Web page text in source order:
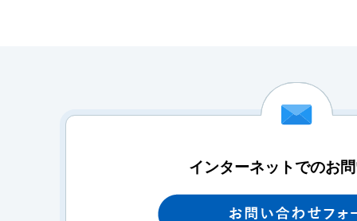
インターネットでのお